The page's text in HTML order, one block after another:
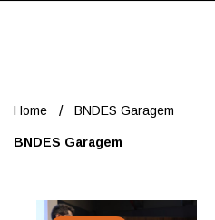
Home BNDES Garagem
BNDES Garagem